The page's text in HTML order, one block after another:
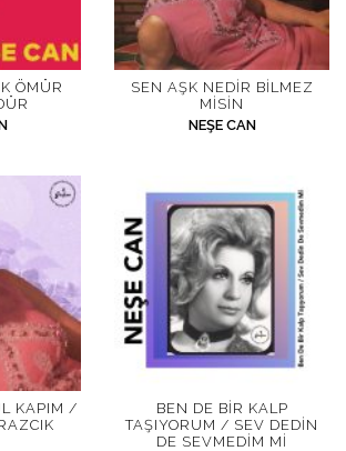
ÖMÜR
SEN AŞK NEDIR BILMEZ
MISIN
NEŞE CAN
KAPIM /
BEN DE BIR KALP
TAŞIYORUM / SEV DEDIN
DE SEVMEDIM MI